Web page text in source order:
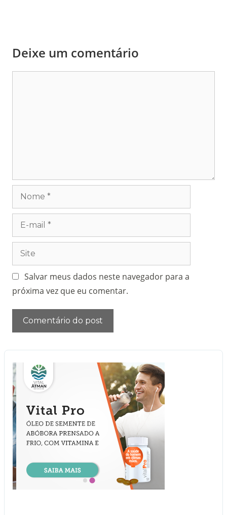
Deixe um comentário
Salvar meus dados neste navegador para a
próxima vez que eu comentar.